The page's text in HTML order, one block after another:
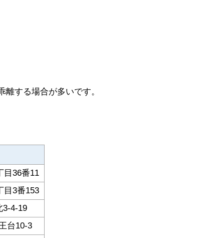
する場合が多いです。
目36番11
目3番153
3-4-19
台10-3